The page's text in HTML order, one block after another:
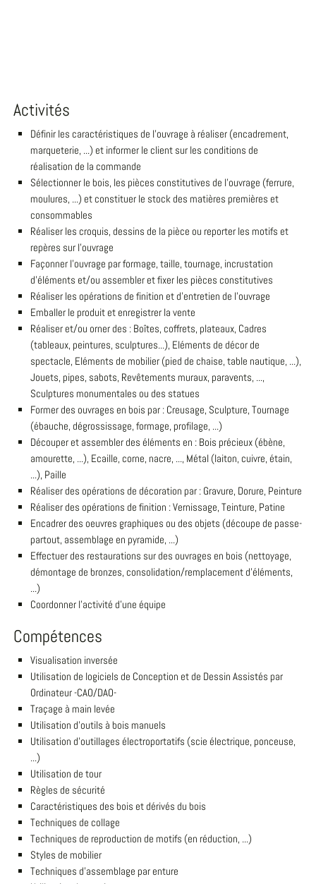
Activités
Définir les caractéristiques de l'ouvrage à réaliser (encadrement,
marqueterie, ...) et informer le client sur les conditions de
réalisation de la commande
Sélectionner le bois, les pièces constitutives de l'ouvrage (ferrure,
moulures, ...) et constituer le stock des matières premières et
consommables
Réaliser les croquis, dessins de la pièce ou reporter les motifs et
repères sur l'ouvrage
Façonner l'ouvrage par formage, taille, tournage, incrustation
d'éléments et/ou assembler et fixer les pièces constitutives
Réaliser les opérations de finition et d'entretien de l'ouvrage
Emballer le produit et enregistrer la vente
Réaliser et/ou orner des : Boîtes, coffrets, plateaux, Cadres
(tableaux, peintures, sculptures...), Eléments de décor de
spectacle, Eléments de mobilier (pied de chaise, table nautique, ...),
Jouets, pipes, sabots, Revêtements muraux, paravents, ...,
Sculptures monumentales ou des statues
Former des ouvrages en bois par : Creusage, Sculpture, Tournage
(ébauche, dégrossissage, formage, profilage, ...)
Découper et assembler des éléments en : Bois précieux (ébène,
amourette, ...), Ecaille, corne, nacre, ..., Métal (laiton, cuivre, étain,
...), Paille
Réaliser des opérations de décoration par : Gravure, Dorure, Peinture
Réaliser des opérations de finition : Vernissage, Teinture, Patine
Encadrer des oeuvres graphiques ou des objets (découpe de passe-
partout, assemblage en pyramide, ...)
Effectuer des restaurations sur des ouvrages en bois (nettoyage,
démontage de bronzes, consolidation/remplacement d'éléments,
...)
Coordonner l'activité d'une équipe
Compétences
Visualisation inversée
Utilisation de logiciels de Conception et de Dessin Assistés par
Ordinateur -CAO/DAO-
Traçage à main levée
Utilisation d'outils à bois manuels
Utilisation d'outillages électroportatifs (scie électrique, ponceuse,
...)
Utilisation de tour
Règles de sécurité
Caractéristiques des bois et dérivés du bois
Techniques de collage
Techniques de reproduction de motifs (en réduction, ...)
Styles de mobilier
Techniques d'assemblage par enture